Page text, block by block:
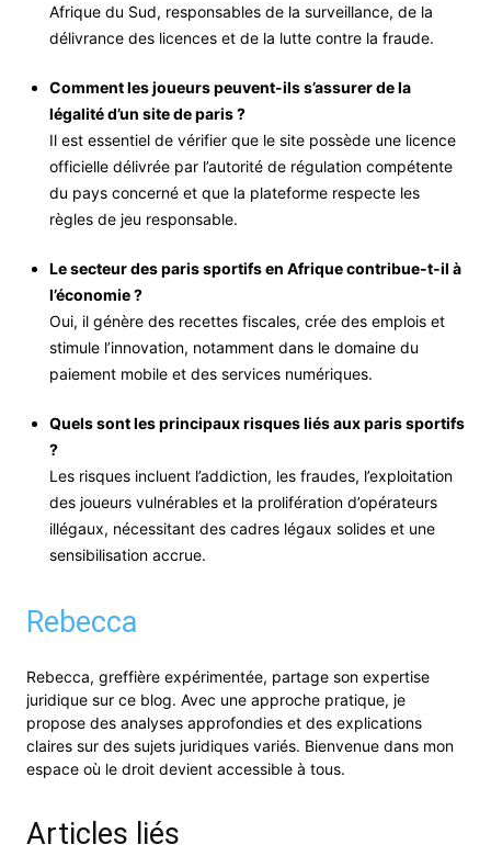
Afrique du Sud, responsables de la surveillance, de la
délivrance des licences et de la lutte contre la fraude.
Comment les joueurs peuvent-ils s’assurer de la
légalité d’un site de paris ?
Il est essentiel de vérifier que le site possède une licence
officielle délivrée par l’autorité de régulation compétente
du pays concerné et que la plateforme respecte les
règles de jeu responsable.
Le secteur des paris sportifs en Afrique contribue-t-il à
l’économie ?
Oui, il génère des recettes fiscales, crée des emplois et
stimule l’innovation, notamment dans le domaine du
paiement mobile et des services numériques.
Quels sont les principaux risques liés aux paris sportifs
?
Les risques incluent l’addiction, les fraudes, l’exploitation
des joueurs vulnérables et la prolifération d’opérateurs
illégaux, nécessitant des cadres légaux solides et une
sensibilisation accrue.
Rebecca
Rebecca, greffière expérimentée, partage son expertise
juridique sur ce blog. Avec une approche pratique, je
propose des analyses approfondies et des explications
claires sur des sujets juridiques variés. Bienvenue dans mon
espace où le droit devient accessible à tous.
Articles liés